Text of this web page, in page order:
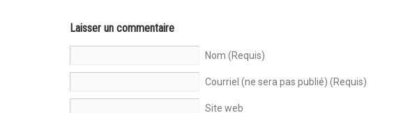
Laisser un commentaire
Nom (Requis)
Courriel (ne sera pas publié) (Requis)
Site web